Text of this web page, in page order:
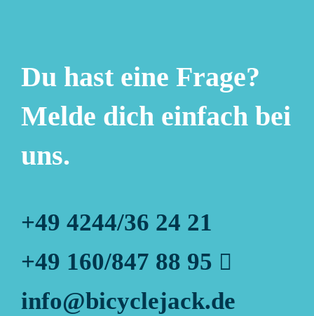
Du hast eine Frage?
Melde dich einfach bei
uns.
+49 4244/36 24 21
+49 160/847 88 95
info@bicyclejack.de